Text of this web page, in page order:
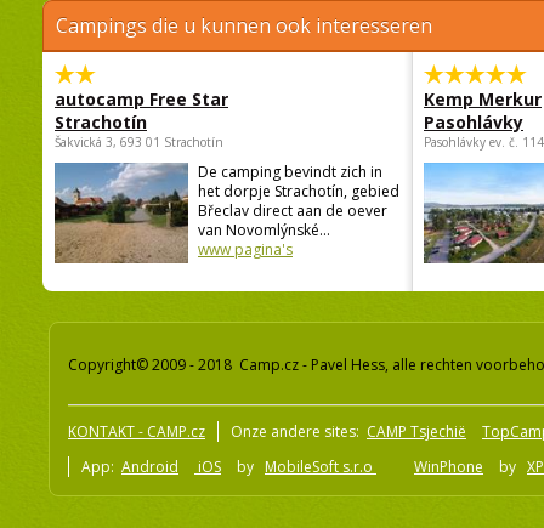
Campings die u kunnen ook interesseren
autocamp Free Star
Strachotín
Šakvická 3, 693 01 Strachotín
De camping bevindt zich in
het dorpje Strachotín, gebied
Břeclav direct aan de oever
van Novomlýnské...
www pagina's
Kemp Merkur
Pasohlávky
Pasohlávky ev. č.
Copyright© 2009 - 2018 Camp.cz - Pavel Hess, alle rechten
KONTAKT - CAMP.cz Onze andere sites: CAMP Tsjechië
App: Android iOS by MobileSoft s.r.o WinPhone by